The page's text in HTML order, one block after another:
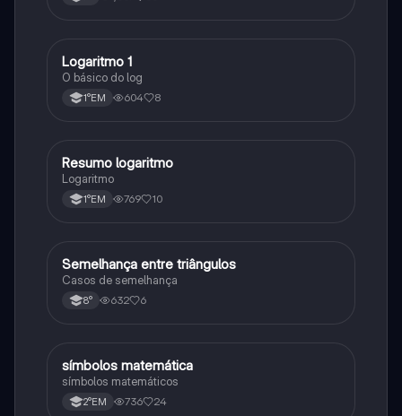
racionais.
Matematica
Logaritmo 1
O básico do log
1°EM 604 8
Matematica
Resumo logaritmo
Logaritmo
1°EM 769 10
Matematica
Semelhança entre triângulos
Casos de semelhança
8° 632 6
Matematica
símbolos matemática
símbolos matemáticos
2°EM 736 24